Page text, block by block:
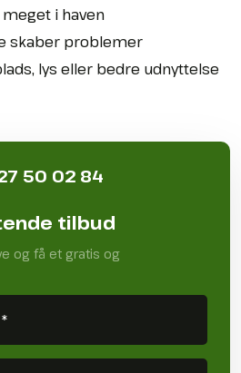
i haven
skaber problemer
lys eller bedre udnyttelse
50 02 84​
tilbud
og få et gratis og